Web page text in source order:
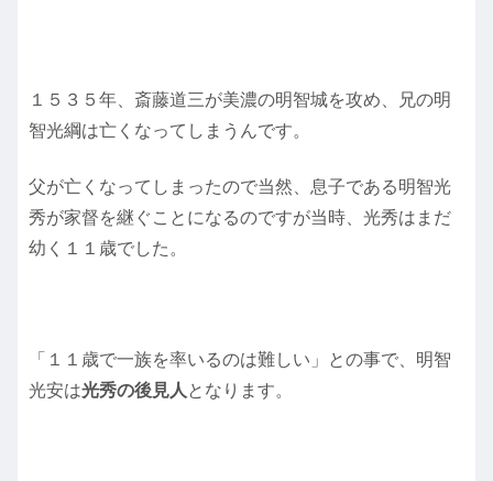
１５３５年、斎藤道三が美濃の明智城を攻め、兄の明
智光綱は亡くなってしまうんです。
父が亡くなってしまったので当然、息子である明智光
秀が家督を継ぐことになるのですが当時、光秀はまだ
幼く１１歳でした。
「１１歳で一族を率いるのは難しい」との事で、明智
光安は光秀の後見人 となります。